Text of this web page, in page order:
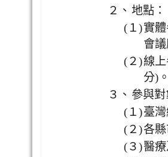
２、 地點：
(１)實
會
(２)線
分)。
３、 參與對
(１)臺
(２)各
(３)醫